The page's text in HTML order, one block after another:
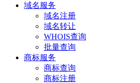
域名服务
域名注册
域名转让
WHOIS查询
批量查询
商标服务
商标查询
商标注册